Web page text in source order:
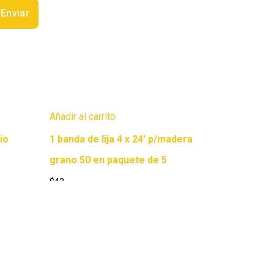
Añadir al carrito
1 banda de lija 4 x 24′ p/madera
grano 50 en paquete de 5
$42